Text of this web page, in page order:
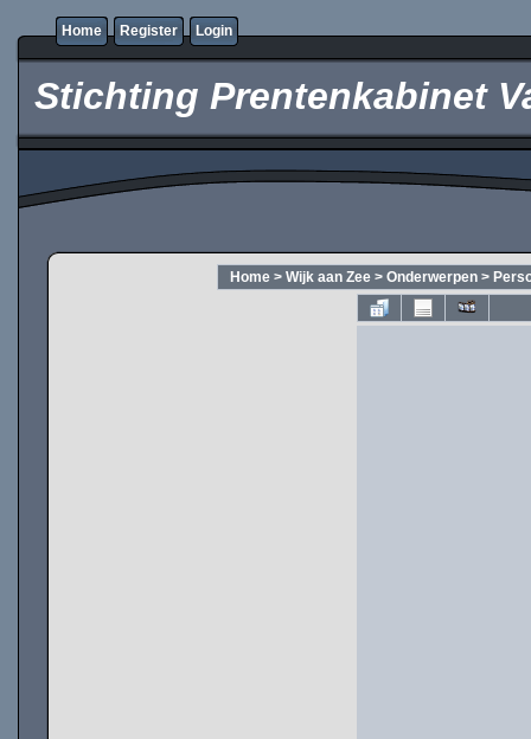
Home Register Login
Stichting Prentenkabinet
Home > Wijk aan Zee > Onderwerpen >